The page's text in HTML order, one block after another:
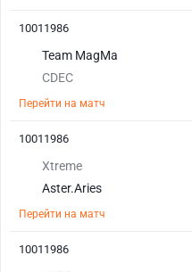
Team MagMa
CDEC
Перейти на матч
10011986
Xtreme
Aster.Aries
Перейти на матч
10011986
10011986